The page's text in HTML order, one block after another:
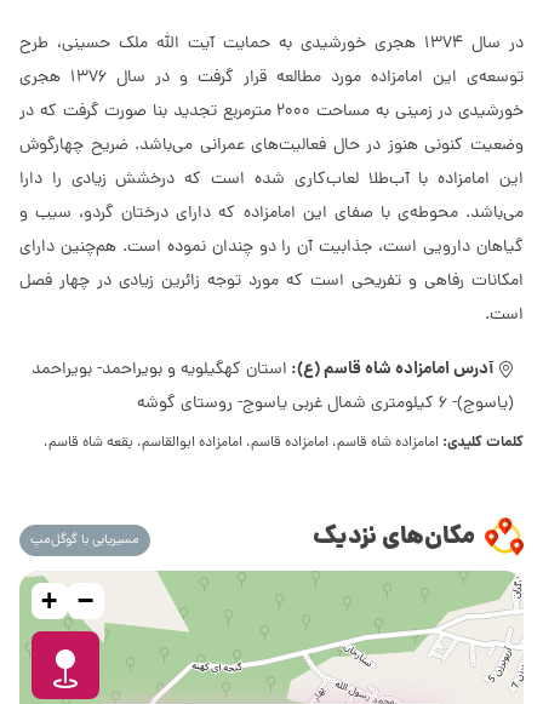
در سال 1374 هجری خورشیدی به حمایت آیت الله ملک حسینی، طرح
توسعه‌ی این امامزاده مورد مطالعه قرار گرفت و در سال 1376 هجری
خورشیدی در زمینی به مساحت 2000 مترمربع تجدید بنا صورت گرفت که در
وضعیت کنونی هنوز در حال فعالیت‌های عمرانی می‌باشد. ضریح چهارگوش
این امامزاده با آب‌طلا لعاب‌کاری شده است که درخشش زیادی را دارا
می‌باشد. محوطه‌ی با صفای این امامزاده که دارای درختان گردو، سیب و
گیاهان دارویی است، جذابیت آن را دو چندان نموده است. هم‌چنین دارای
امکانات رفاهی و تفریحی است که مورد توجه زائرین زیادی در چهار فصل
است.
آدرس امامزاده شاه قاسم (ع): استان کهگیلویه و بویراحمد- بویراحمد
(یاسوج)- 6 کیلومتری شمال غربی یاسوج- روستای گوشه
کلمات کلیدی: امامزاده شاه قاسم، امامزاده قاسم، امامزاده ابوالقاسم، بقعه شاه قاسم،
مکان‌های نزدیک مسیریابی با گوگل‌مپ
+ −